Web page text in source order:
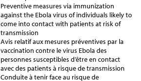
Preventive measures via immunization
against the Ebola virus of individuals likely to
come into contact with patients at risk of
transmission
Avis relatif aux mesures préventives par la
vaccination contre le virus Ebola des
personnes susceptibles d’être en contact
avec des patients à risque de transmission
Conduite à tenir face au risque de